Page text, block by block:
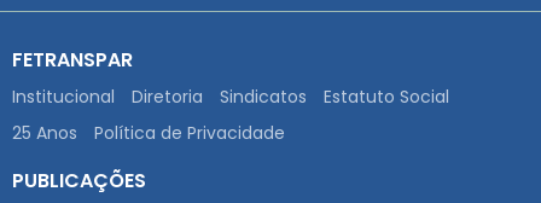
FETRANSPAR
Institucional Diretoria Sindicatos
Estatuto Social
25 Anos
Política de Privacidade
PUBLICAÇÕES